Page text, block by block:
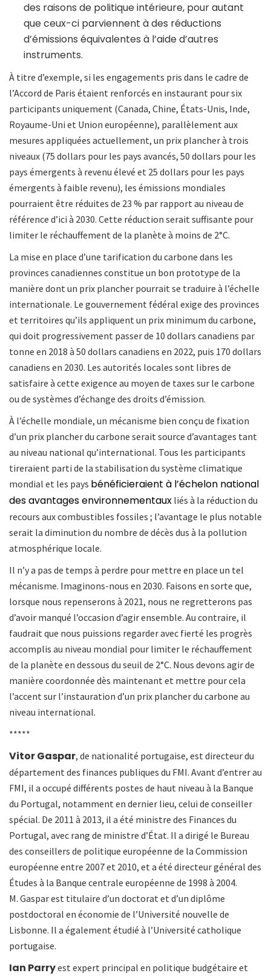
des raisons de politique intérieure, pour autant
que ceux-ci parviennent à des réductions
d’émissions équivalentes à l’aide d’autres
instruments.
À titre d’exemple, si les engagements pris dans le cadre de
l’Accord de Paris étaient renforcés en instaurant pour six
participants uniquement (Canada, Chine, États-Unis, Inde,
Royaume-Uni et Union européenne), parallèlement aux
mesures appliquées actuellement, un prix plancher à trois
niveaux (75 dollars pour les pays avancés, 50 dollars pour les
pays émergents à revenu élevé et 25 dollars pour les pays
émergents à faible revenu), les émissions mondiales
pourraient être réduites de 23 % par rapport au niveau de
référence d’ici à 2030. Cette réduction serait suffisante pour
limiter le réchauffement de la planète à moins de 2°C.
La mise en place d’une tarification du carbone dans les
provinces canadiennes constitue un bon prototype de la
manière dont un prix plancher pourrait se traduire à l’échelle
internationale. Le gouvernement fédéral exige des provinces
et territoires qu’ils appliquent un prix minimum du carbone,
qui doit progressivement passer de 10 dollars canadiens par
tonne en 2018 à 50 dollars canadiens en 2022, puis 170 dollars
canadiens en 2030. Les autorités locales sont libres de
satisfaire à cette exigence au moyen de taxes sur le carbone
ou de systèmes d’échange des droits d’émission.
À l’échelle mondiale, un mécanisme bien conçu de fixation
d’un prix plancher du carbone serait source d’avantages tant
au niveau national qu’international. Tous les participants
tireraient parti de la stabilisation du système climatique
mondial et les pays bénéficieraient à l’échelon national
des avantages environnementaux liés à la réduction du
recours aux combustibles fossiles ; l’avantage le plus notable
serait la diminution du nombre de décès dus à la pollution
atmosphérique locale.
Il n’y a pas de temps à perdre pour mettre en place un tel
mécanisme. Imaginons-nous en 2030. Faisons en sorte que,
lorsque nous repenserons à 2021, nous ne regretterons pas
d’avoir manqué l’occasion d’agir ensemble. Au contraire, il
faudrait que nous puissions regarder avec fierté les progrès
accomplis au niveau mondial pour limiter le réchauffement
de la planète en dessous du seuil de 2°C. Nous devons agir de
manière coordonnée dès maintenant et mettre pour cela
l’accent sur l’instauration d’un prix plancher du carbone au
niveau international.
*****
Vitor Gaspar, de nationalité portugaise, est directeur du
département des finances publiques du FMI. Avant d’entrer au
FMI, il a occupé différents postes de haut niveau à la Banque
du Portugal, notamment en dernier lieu, celui de conseiller
spécial. De 2011 à 2013, il a été ministre des Finances du
Portugal, avec rang de ministre d’État. Il a dirigé le Bureau
des conseillers de politique européenne de la Commission
européenne entre 2007 et 2010, et a été directeur général des
Études à la Banque centrale européenne de 1998 à 2004.
M. Gaspar est titulaire d’un doctorat et d’un diplôme
postdoctoral en économie de l’Université nouvelle de
Lisbonne. Il a également étudié à l’Université catholique
portugaise.
Ian Parryest expert principal en politique budgétaire et